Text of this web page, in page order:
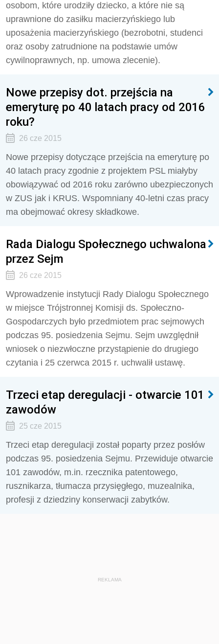
osobom, które urodziły dziecko, a które nie są
uprawnione do zasiłku macierzyńskiego lub
uposażenia macierzyńskiego (bezrobotni, studenci
oraz osoby zatrudnione na podstawie umów
cywilnoprawnych, np. umowa zlecenie).
Nowe przepisy dot. przejścia na
emeryturę po 40 latach pracy od 2016
roku?
26 cze 2015
Nowe przepisy dotyczące przejścia na emeryturę po
40 latach pracy zgodnie z projektem PSL miałyby
obowiązywać od 2016 roku zarówno ubezpieczonych
w ZUS jak i KRUS. Wspomniany 40-letni czas pracy
ma obejmować okresy składkowe.
Rada Dialogu Społecznego uchwalona
przez Sejm
26 cze 2015
Wprowadzenie instytucji Rady Dialogu Społecznego
w miejsce Trójstronnej Komisji ds. Społeczno-
Gospodarczych było przedmiotem prac sejmowych
podczas 95. posiedzenia Sejmu. Sejm uwzględnił
wniosek o niezwłoczne przystąpienie do drugiego
czytania i 25 czerwca 2015 r. uchwalił ustawę.
Trzeci etap deregulacji - otwarcie 101
zawodów
25 cze 2015
Trzeci etap deregulacji został poparty przez posłów
podczas 95. posiedzenia Sejmu. Przewiduje otwarcie
101 zawodów, m.in. rzecznika patentowego,
rusznikarza, tłumacza przysięgłego, muzealnika,
profesji z dziedziny konserwacji zabytków.
REKLAMA